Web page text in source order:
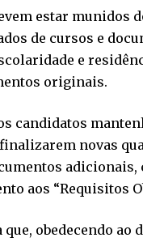
estar munidos
de cursos e
e
originais.
candidatos
novas
aos “Requisitos
que, obedecendo